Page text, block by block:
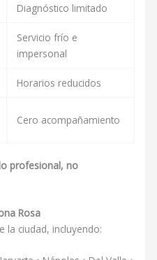
Diagnóstico limitado
Servicio frío e
impersonal
Horarios reducidos
Cero acompañamiento
profesional, no
Rosa
la ciudad, incluyendo: